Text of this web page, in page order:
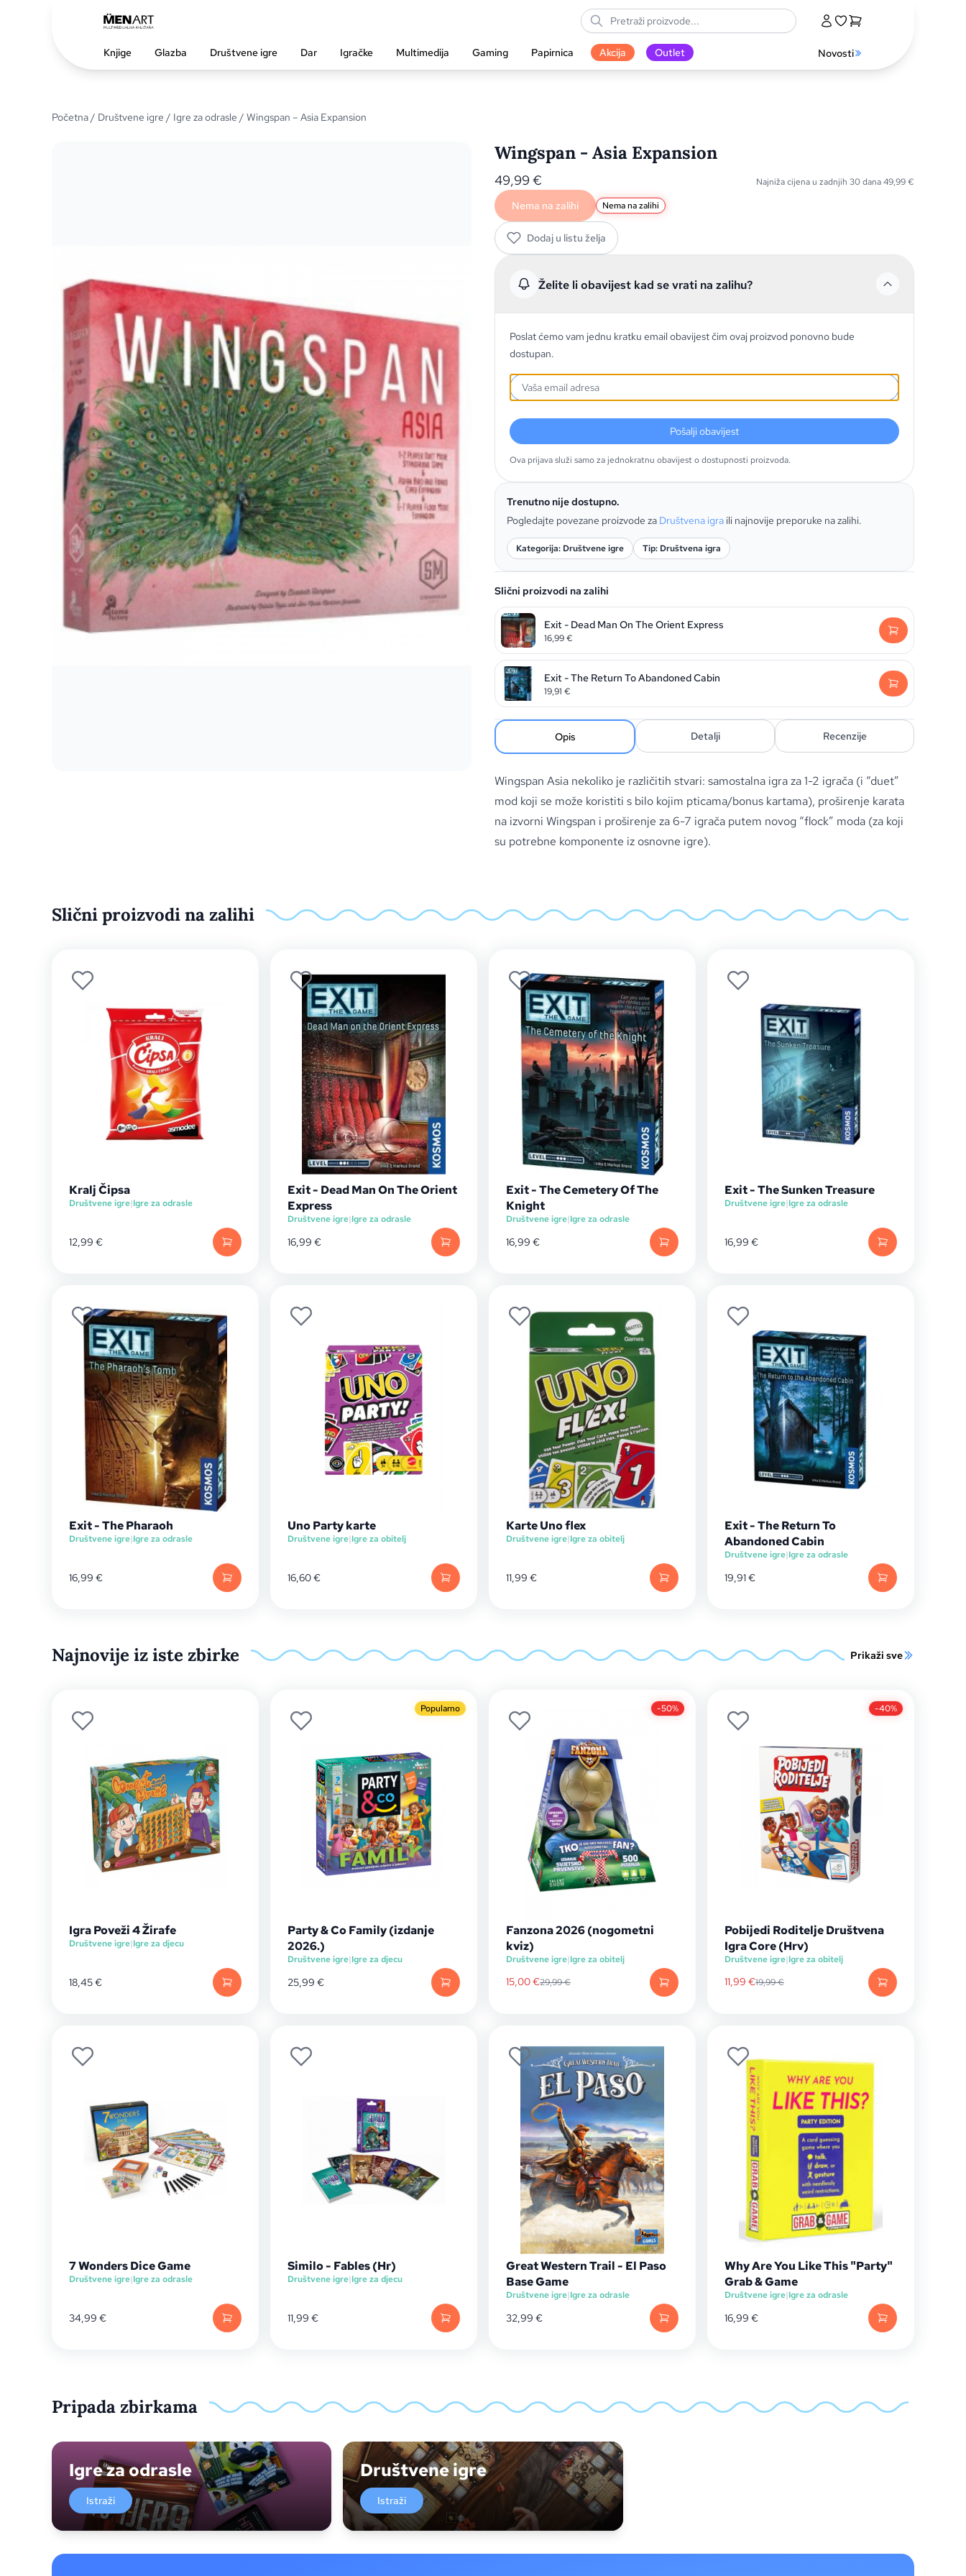
Knjige Glazba Društvene igre Dar Igračke Multimedija Gaming Papirnica Akcija Outlet Novosti
Početna/ Društvene igre / Igre za odrasle / Wingspan – Asia Expansion
Wingspan - Asia Expansion
49,99 € Najniža cijena u zadnjih 30 dana49,99€
Nema na zalihi Nema na zalihi
Dodaj u listu želja
Želite li obavijest kad se vrati na zalihu?
Poslat ćemo vam jednu kratku email obavijest čim ovaj proizvod ponovno bude
dostupan.
Pošalji obavijest
Ova prijava služi samo za jednokratnu obavijest o dostupnosti proizvoda.
Trenutno nije dostupno.
Pogledajte povezane proizvode za Društvena igra ili najnovije preporuke na zalihi.
Kategorija: Društvene igre Tip: Društvena igra
Slični proizvodi na zalihi
Exit - Dead Man On The Orient Express
16,99€
Exit - The Return To Abandoned Cabin
19,91 €
Opis Detalji Recenzije
Wingspan Asia nekoliko je različitih stvari: samostalna igra za 1-2 igrača (i “duet”
mod koji se može koristiti s bilo kojim pticama/bonus kartama), proširenje karata
na izvorni Wingspan i proširenje za 6-7 igrača putem novog “flock” moda (za koji
su potrebne komponente iz osnovne igre).
Slični proizvodi na zalihi
Kralj Čipsa
Društvene igre|Igre za odrasle
12,99 €
Exit - Dead Man On The Orient
Express
Društvene igre|Igre za odrasle
16,99 €
Exit - The Cemetery Of The
Knight
Društvene igre|Igre za odrasle
16,99 €
Exit - The Sunken Treasure
Društvene igre|Igre za odrasle
16,99 €
Exit - The Pharaoh
Društvene igre|Igre za odrasle
16,99 €
Uno Party karte
Društvene igre|Igre za obitelj
16,60€
Karte Uno flex
Društvene igre|Igre za obitelj
11,99 €
Exit - The Return To
Abandoned Cabin
Društvene igre|Igre za odrasle
19,91€
Najnovije iz iste zbirke Prikaži sve
Igra Poveži 4 Žirafe
Društvene igre|Igre za djecu
18,45€
Popularno
Party & Co Family (izdanje
2026.)
Društvene igre|Igre za djecu
25,99 €
-50%
Fanzona 2026 (nogometni
kviz)
Društvene igre|Igre za obitelj
15,00€29,99€
-40%
Pobijedi Roditelje Društvena
Igra Core (Hrv)
Društvene igre|Igre za obitelj
11,99 €19,99€
7 Wonders Dice Game
Društvene igre|Igre za odrasle
34,99 €
Similo - Fables (Hr)
Društvene igre|Igre za djecu
11,99 €
Great Western Trail - El Paso
Base Game
Društvene igre|Igre za odrasle
32,99 €
Why Are You Like This "Party"
Grab & Game
Društvene igre|Igre za odrasle
16,99 €
Pripada zbirkama
Igre za odrasle
Istraži
Društvene igre
Istraži